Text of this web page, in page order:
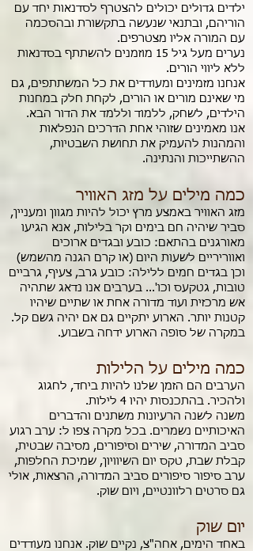
ילדים גדולים יכולים להצטרף לסדנאות יחד עם
הוריהם, ובתנאי שנעשה בתקשורת ובהסכמה
עם המורה אליו מצטרפים.
נערים מעל גיל 15 מוזמנים להשתתף בסדנאות
ללא ליווי הורים.
אנחנו מזמינים ומעודדים את כל המשתתפים, גם
מי שאינם מורים או הורים, לקחת חלק במחנות
הילדים, לשחק, ללמוד וללמד את הדור הבא.
אנו מאמינים שזוהי אחת הדרכים הנפלאות
והמהנות להעמיק את תחושת השבטיות,
ההשתייכות והנתינה.
כמה מילים על מזג האוויר
מזג האוויר באמצע מרץ יכול להיות מגוון ומעניין,
סביר שיהיה חם בימים וקר בלילות, אנא הגיעו
מאורגנים בהתאם: כובע ובגדים ארוכים
ואווריריים לשעות היום (או קרם הגנה מהשמש)
וכן בגדים חמים ללילה: כובע גרב, צעיף, גרביים
טובות, גטקעס וכו'... בערבים אנו נדאג שתהיה
אש מרכזית ועוד מדורה אחת או שתיים שיהיו
קטנות יותר. הארוע יתקיים גם אם יהיה גשם קל.
במקרה של סופה הארוע ידחה בשבוע.
כמה מילים על הלילות
הערבים הם הזמן שלנו להיות ביחד, לחגוג
ולהכיר. בהתכנסות יהיו 4 לילות.
משנה לשנה הרעיונות משתנים והדברים
האיכותיים נשמרים. בכל מקרה צפו ל: ערב רגוע
סביב המדורה, שירים וסיפורים, מסיבה שבטית,
קבלת שבת, טקס יום השיוויון, שמיכת החלפות,
ערב סיפור סיפורים סביב המדורה, הרצאות, אולי
גם סרטים רלוונטיים, ויום שוק.
יום שוק
באחד הימים, אחה"צ, נקיים שוק. אנחנו מעודדים